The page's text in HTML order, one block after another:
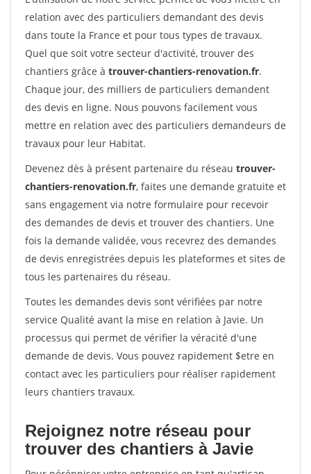
relation avec des particuliers demandant des devis
dans toute la France et pour tous types de travaux.
Quel que soit votre secteur d'activité, trouver des
chantiers grâce à trouver-chantiers-renovation.fr.
Chaque jour, des milliers de particuliers demandent
des devis en ligne. Nous pouvons facilement vous
mettre en relation avec des particuliers demandeurs de
travaux pour leur Habitat.
Devenez dès à présent partenaire du réseau trouver-
chantiers-renovation.fr, faites une demande gratuite et
sans engagement via notre formulaire pour recevoir
des demandes de devis et trouver des chantiers. Une
fois la demande validée, vous recevrez des demandes
de devis enregistrées depuis les plateformes et sites de
tous les partenaires du réseau.
Toutes les demandes devis sont vérifiées par notre
service Qualité avant la mise en relation à Javie. Un
processus qui permet de vérifier la véracité d'une
demande de devis. Vous pouvez rapidement $etre en
contact avec les particuliers pour réaliser rapidement
leurs chantiers travaux.
Rejoignez notre réseau pour
trouver des chantiers à Javie